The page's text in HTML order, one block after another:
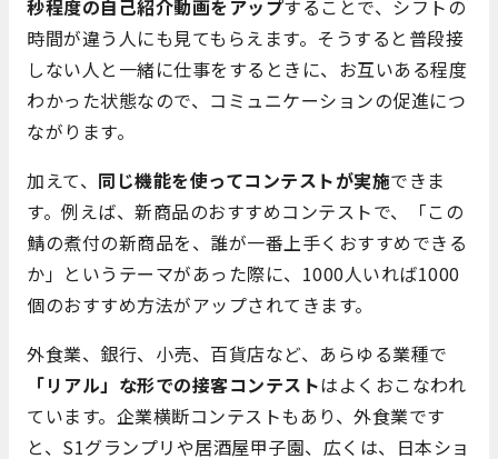
秒程度の自己紹介動画をアップすることで、シフトの
時間が違う人にも見てもらえます。そうすると普段接
しない人と一緒に仕事をするときに、お互いある程度
わかった状態なので、コミュニケーションの促進につ
ながります。
加えて、 同じ機能を使ってコンテストが実施できま
す。例えば、新商品のおすすめコンテストで、「この
鯖の煮付の新商品を、誰が一番上手くおすすめできる
か」というテーマがあった際に、1000人いれば1000
個のおすすめ方法がアップされてきます。
外食業、銀行、小売、百貨店など、あらゆる業種で
「リアル」な形での接客コンテストはよくおこなわれ
ています。企業横断コンテストもあり、外食業です
と、S1グランプリや居酒屋甲子園、広くは、日本ショ